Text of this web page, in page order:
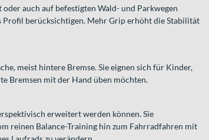
auch auf befestigten Wald- und Parkwegen
berücksichtigen. Mehr Grip erhöht die Stabilität
meist hintere Bremse. Sie eignen sich für Kinder,
Bremsen mit der Hand üben möchten.
erweitert werden können. Sie
reinen Balance-Training hin zum Fahrradfahren mit